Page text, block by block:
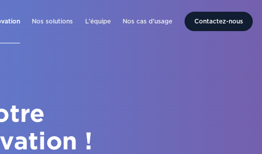
Nos solutions L’équipe Nos cas d’usage Contactez-nous
!